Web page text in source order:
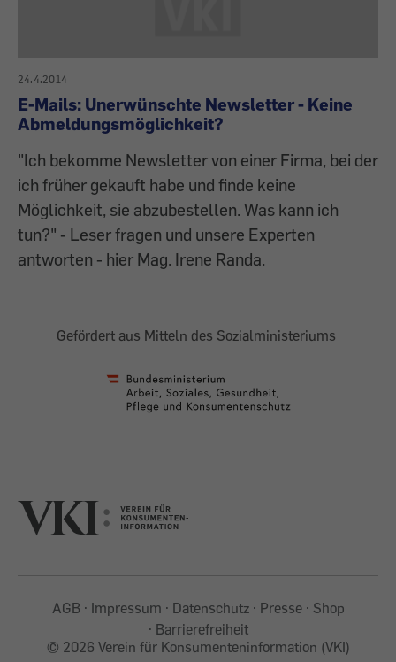
24.4.2014
E-Mails: Unerwünschte Newsletter - Keine
Abmeldungsmöglichkeit?
"Ich bekomme Newsletter von einer Firma, bei der
ich früher gekauft habe und finde keine
Möglichkeit, sie abzubestellen. Was kann ich
tun?" - Leser fragen und unsere Experten
antworten - hier Mag. Irene Randa.
Gefördert aus Mitteln des Sozialministeriums
AGB Impressum Datenschutz Presse
Shop
Barrierefreiheit
© 2026 Verein für Konsumenteninformation (VKI)